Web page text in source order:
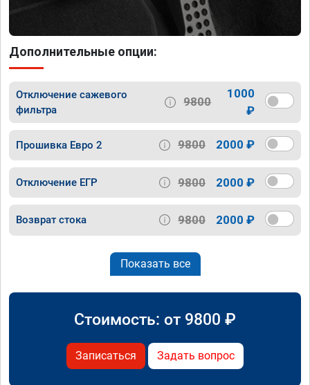
Дополнительные опции:
Отключение сажевого
фильтра
9800
1000
₽
Прошивка Евро 2 9800 2000 ₽
Отключение ЕГР 9800 2000 ₽
Возврат стока 9800 2000 ₽
Показать все
Стоимость: от 9800 ₽
Записаться Задать вопрос